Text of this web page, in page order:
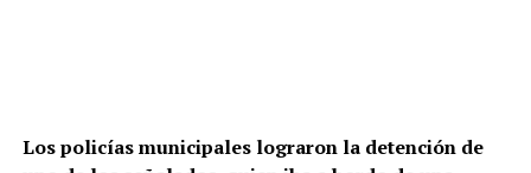
Los policías municipales lograron la detención de